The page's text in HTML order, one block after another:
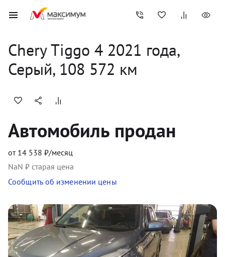
CheryTiggo 4 2021
года,
Серый, 108 572 км
Автомобиль продан
от 14 538 ₽/месяц
NaN ₽ старая цена
Сообщить об изменении цены